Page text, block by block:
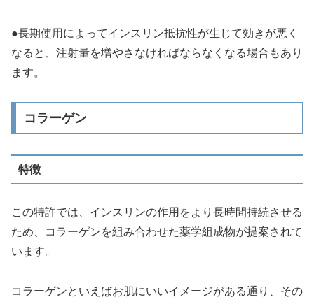
●長期使用によってインスリン抵抗性が生じて効きが悪く
なると、注射量を増やさなければならなくなる場合もあり
ます。
コラーゲン
特徴
この特許では、インスリンの作用をより長時間持続させる
ため、コラーゲンを組み合わせた薬学組成物が提案されて
います。
コラーゲンといえばお肌にいいイメージがある通り、その